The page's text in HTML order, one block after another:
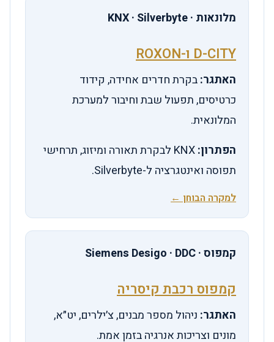
מלונאות · KNX · Silverbyte
D-CITY ו-ROXON
האתגר:בקרת חדרים אחידה, קידוד
כרטיסים, תפעול שבת וחיבור למערכת
המלונאית.
הפתרון:
KNX לבקרת תאורה ומיזוג, תרחישי
תפוסה ואינטגרציה ל-Silverbyte.
למקרה הבוחן ←
קמפוס · Siemens Desigo · DDC
קמפוס רכבת קיסריה
האתגר: ניהול מספר מבנים, צ׳ילרים, יט״א,
מונים וצריכות אנרגיה בזמן אמת.